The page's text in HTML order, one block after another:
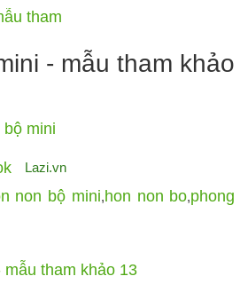
- mẫu tham khảo
bộ mini
Lazi.vn
non bộ mini,hon non bo,phong
tham khảo 13